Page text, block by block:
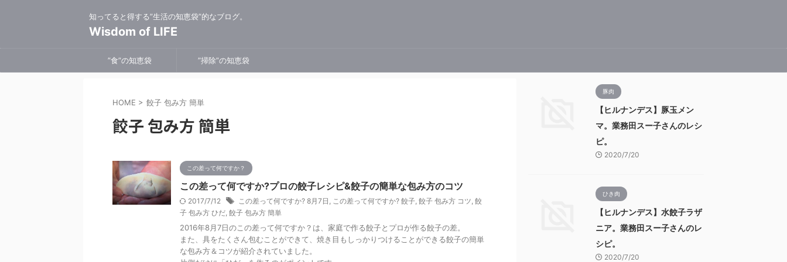
知ってると得する”生活の知恵袋”的なブログ。
Wisdom of LIFE
”食”の知恵袋 ”掃除”の知恵袋
HOME > 餃子 包み方 簡単
餃子 包み方 簡単
この差って何ですか？
この差って何ですか?プロの餃子レシピ&餃子の簡単な包み方のコツ
2017/7/12 この差って何ですか? 8月7日 , この差って何ですか? 餃子, 餃子 包み方 コツ, 餃
子 包み方 ひだ, 餃子 包み方 簡単
2016年8月7日のこの差って何ですか？は、家庭で作る餃子とプロが作る餃子の差。
また、具をたくさん包むことができて、焼き目もしっかりつけることができる餃子の簡単
な包み方＆コツが紹介されていました。
豚肉
【ヒルナンデス】豚玉メン
マ。業務田スー子さんのレシ
ピ。
2020/7/20
ひき肉
【ヒルナンデス】水餃子ラザ
ニア。業務田スー子さんのレ
シピ。
2020/7/20